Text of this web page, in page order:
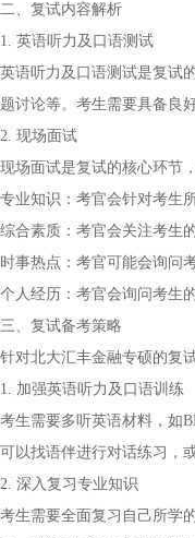
二、复试内容解析
1. 英语听力及口语测试
英语听力及口语测试是复试
题讨论等。考生需要具备良
2. 现场面试
现场面试是复试的核心环节
专业知识：考官会针对考生
综合素质：考官会关注考生
时事热点：考官可能会询问
个人经历：考官会询问考生
三、复试备考策略
针对北大汇丰金融专硕的复
1. 加强英语听力及口语训练
考生需要多听英语材料，如
可以找语伴进行对话练习，
2. 深入复习专业知识
考生需要全面复习自己所学